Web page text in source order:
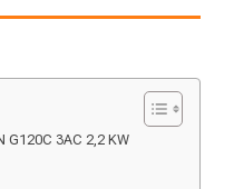
G120C 3AC 2,2 KW